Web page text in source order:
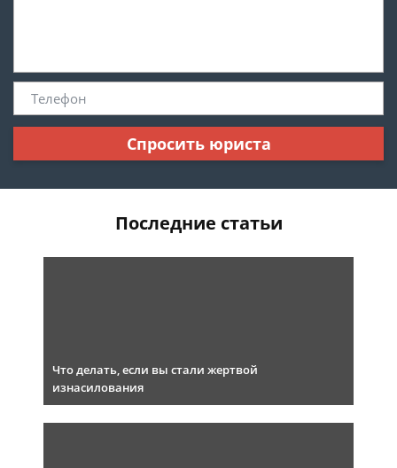
Спросить юриста
Последние статьи
Что делать, если вы стали жертвой
изнасилования